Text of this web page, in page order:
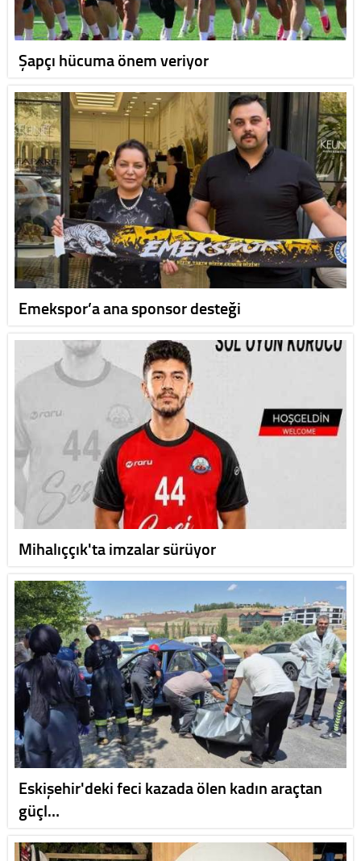
Şapçı hücuma önem veriyor
Emekspor’a ana sponsor desteği
Mihalıççık'ta imzalar sürüyor
Eskişehir'deki feci kazada ölen kadın araçtan
güçl…